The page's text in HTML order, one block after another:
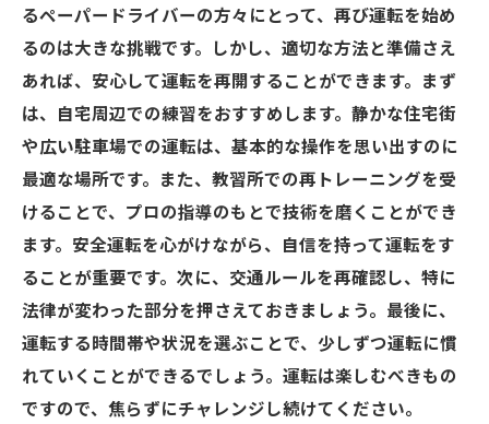
るペーパードライバーの方々にとって、再び運転を始め
るのは大きな挑戦です。しかし、適切な方法と準備さえ
あれば、安心して運転を再開することができます。まず
は、自宅周辺での練習をおすすめします。静かな住宅街
や広い駐車場での運転は、基本的な操作を思い出すのに
最適な場所です。また、教習所での再トレーニングを受
けることで、プロの指導のもとで技術を磨くことができ
ます。安全運転を心がけながら、自信を持って運転をす
ることが重要です。次に、交通ルールを再確認し、特に
法律が変わった部分を押さえておきましょう。最後に、
運転する時間帯や状況を選ぶことで、少しずつ運転に慣
れていくことができるでしょう。運転は楽しむべきもの
ですので、焦らずにチャレンジし続けてください。